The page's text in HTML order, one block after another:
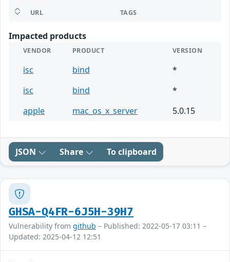
URL TAGS
Impacted products
VENDOR PRODUCT VERSION
isc bind
*
isc
bind
*
apple
mac_os_x_server 5.0.15
JSON Share To clipboard
GHSA-Q4FR-6J5H-39H7
Vulnerability from github – Published: 2022-05-17 03:11 –
Updated: 2025-04-12 12:51